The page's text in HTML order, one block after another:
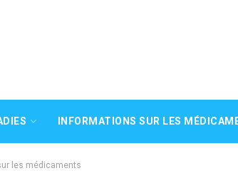
INFORMATIONS SUR LES
les médicaments